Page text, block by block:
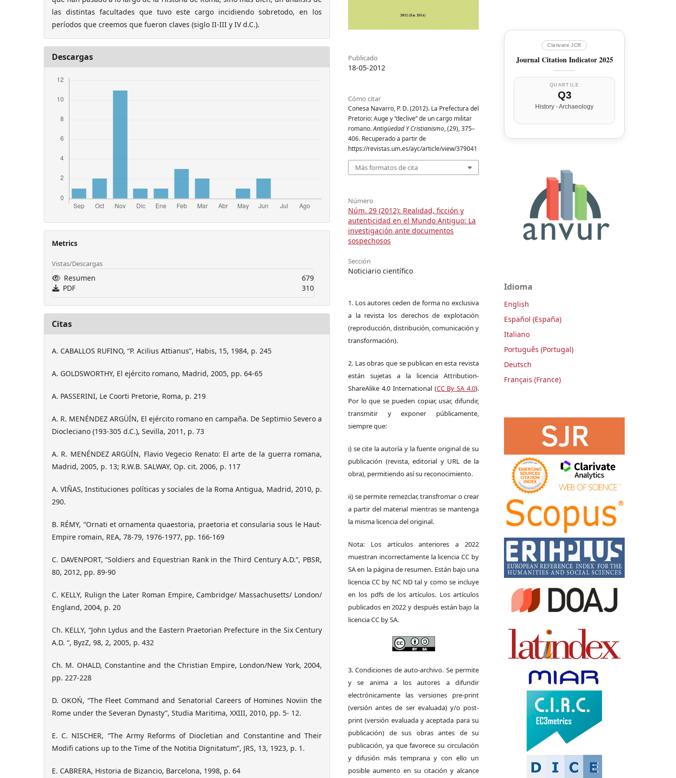
las distintas facultades que tuvo este cargo incidiendo sobretodo, en los
períodos que creemos que fueron claves (siglo II-III y IV d.C.).
Descargas
Metrics
Vistas/Descargas
Resumen
679
PDF
310
Citas
A. CABALLOS RUFINO, “P. Acilius Attianus”, Habis, 15, 1984, p. 245
A. GOLDSWORTHY, El ejército romano, Madrid, 2005, pp. 64-65
A. PASSERINI, Le Coorti Pretorie, Roma, p. 219
A. R. MENÉNDEZ ARGÜÍN, El ejército romano en campaña. De Septimio Severo a
Diocleciano (193-305 d.C.), Sevilla, 2011, p. 73
A. R. MENÉNDEZ ARGÜÍN, Flavio Vegecio Renato: El arte de la guerra romana,
Madrid, 2005, p. 13; R.W.B. SALWAY, Op. cit. 2006, p. 117
A. VIÑAS, Instituciones políticas y sociales de la Roma Antigua, Madrid, 2010, p.
290.
B. RÉMY, “Ornati et ornamenta quaestoria, praetoria et consularia sous le Haut-
Empire romain, REA, 78-79, 1976-1977, pp. 166-169
C. DAVENPORT, “Soldiers and Equestrian Rank in the Third Century A.D.”, PBSR,
80, 2012, pp. 89-90
C. KELLY, Rulign the Later Roman Empire, Cambridge/ Massachusetts/ London/
England, 2004, p. 20
Ch. KELLY, “John Lydus and the Eastern Praetorian Prefecture in the Six Century
A.D. “, ByzZ, 98, 2, 2005, p. 432
Ch. M. OHALD, Constantine and the Christian Empire, London/New York, 2004,
pp. 227-228
D. OKOŃ, “The Fleet Command and Senatorial Careers of Homines Noviin the
Rome under the Severan Dynasty”, Studia Maritima, XXIII, 2010, pp. 5- 12.
E. C. NISCHER, “The Army Reforms of Diocletian and Constantine and Their
Modifi cations up to the Time of the Notitia Dignitatum”, JRS, 13, 1923, p. 1.
E. CABRERA, Historia de Bizancio, Barcelona, 1998, p. 64
Publicado
18-05-2012
Cómo citar
Conesa Navarro, P. D. (2012). La Prefectura del
Pretorio: Auge y “declive” de un cargo militar
romano.Antigüedad Y Cristianismo, (29), 375–
406. Recuperado a partir de
https://revistas.um.es/ayc/article/view/379041
Más formatos de cita
Número
Núm. 29 (2012): Realidad, ficción y
autenticidad en el Mundo Antiguo: La
investigación ante documentos
sospechosos
Sección
Noticiario científico
1. Los autores ceden de forma no exclusiva
a la revista los derechos de explotación
(reproducción, distribución, comunicación y
transformación).
2. Las obras que se publican en esta revista
están sujetas a la licencia Attribution-
ShareAlike 4.0 International (CC By SA 4.0).
Por lo que se pueden copiar, usar, difundir,
transmitir y exponer públicamente,
siempre que:
i) se cite la autoría y la fuente original de su
publicación (revista, editorial y URL de la
obra), permitiendo así su reconocimiento.
ii) se permite remezclar, transfromar o crear
a partir del material mientras se mantenga
la misma licencia del original.
Nota: Los artículos anteriores a 2022
muestran incorrectamente la licencia CC by
SA en la página de resumen. Están bajo una
licencia CC by NC ND tal y como se incluye
en los pdfs de los artículos. Los artículos
publicados en 2022 y después están bajo la
licencia CC by SA.
3. Condiciones de auto-archivo. Se permite
y se anima a los autores a difundir
electrónicamente las versiones pre-print
(versión antes de ser evaluada) y/o post-
print (versión evaluada y aceptada para su
publicación) de sus obras antes de su
publicación, ya que favorece su circulación
y difusión más temprana y con ello un
posible aumento en su citación y alcance
Clarivate JCR
Journal Citation Indicator 2025
QUARTILE
Q3
History - Archaeology
Idioma
English
Español (España)
Italiano
Português (Portugal)
Deutsch
Français (France)